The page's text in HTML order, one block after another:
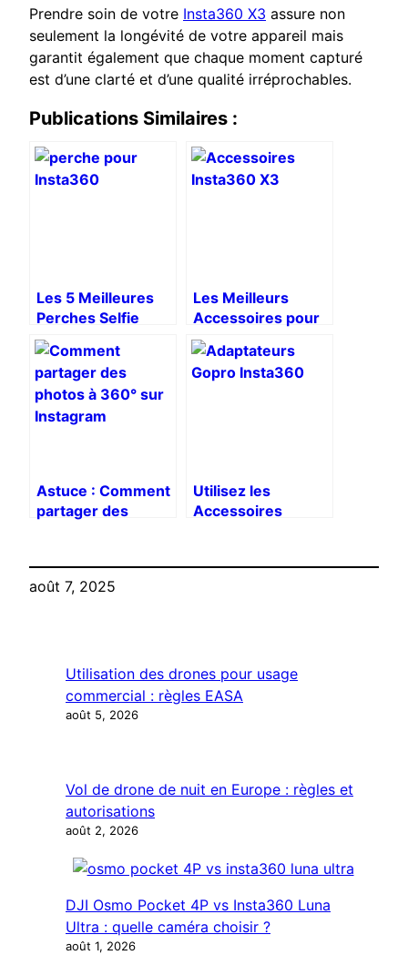
Prendre soin de votre Insta360 X3 assure non
seulement la longévité de votre appareil mais
garantit également que chaque moment capturé
est d’une clarté et d’une qualité irréprochables.
Publications Similaires :
Les 5 Meilleures
Perches Selfie
Invisibles pour
Insta360 X3 en
2025
Les Meilleurs
Accessoires pour
Votre Insta360 X3
Astuce : Comment
partager des
Utilisez les
Accessoires
aux Adaptateurs
août 7, 2025
Utilisation des drones pour usage
commercial : règles EASA
août 5, 2026
Vol de drone de nuit en Europe : règles et
autorisations
août 2, 2026
DJI Osmo Pocket 4P vs Insta360 Luna
Ultra : quelle caméra choisir ?
août 1, 2026